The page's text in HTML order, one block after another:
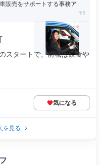
販売をサポートする事務ア
スタートで、前職は飲食や
気になる
を見る